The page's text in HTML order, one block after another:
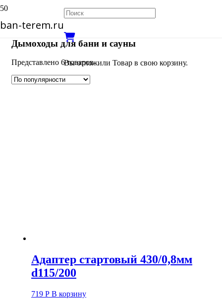
ban-terem.ru
Вы отложили Товар в свою корзину.
Дымоходы для бани и сауны
Представлено 6 товаров
Адаптер стартовый 430/0,8мм
d115/200
719 Р В корзину